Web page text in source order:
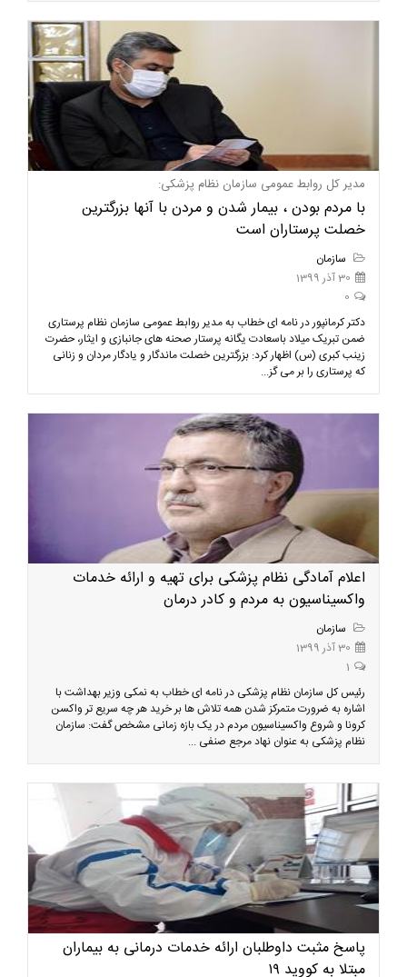
مدیر کل روابط عمومی سازمان نظام پزشکی:
با مردم بودن ، بیمار شدن و مردن با آنها بزرگترین
خصلت پرستاران است
سازمان
30 آذر 1399
0
دکتر کرمانپور در نامه ای خطاب به مدیر روابط عمومی سازمان نظام پرستاری
ضمن تبریک میلاد باسعادت یگانه پرستار صحنه های جانبازی و ایثار، حضرت
زینب کبری (س) اظهار کرد: بزرگترین خصلت ماندگار و یادگار مردان و زنانی
که پرستاری را بر می گز...
اعلام آمادگی نظام پزشکی برای تهیه و ارائه خدمات
واکسیناسیون به مردم و کادر درمان
سازمان
30 آذر 1399
1
رئیس کل سازمان نظام پزشکی در نامه ای خطاب به نمکی وزیر بهداشت با
اشاره به ضرورت متمرکز شدن همه تلاش ها بر خرید هر چه سریع تر واکسن
کرونا و شروع واکسیناسیون مردم در یک بازه زمانی مشخص گفت: سازمان
نظام پزشکی به عنوان نهاد مرجع صنفی ...
پاسخ مثبت داوطلبان ارائه خدمات درمانی به بیماران
مبتلا به کووید ۱۹